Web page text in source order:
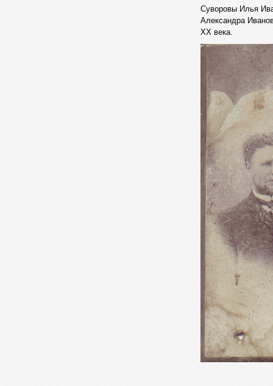
Суворовы Илья
Александра
XX века.